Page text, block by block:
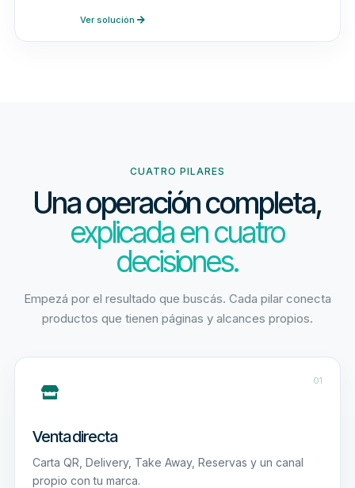
Ver solución
CUATRO PILARES
Una operación completa,
explicada en cuatro
decisiones.
Empezá por el resultado que buscás. Cada pilar conecta
productos que tienen páginas y alcances propios.
01
Venta directa
Carta QR, Delivery, Take Away, Reservas y un canal
propio con tu marca.